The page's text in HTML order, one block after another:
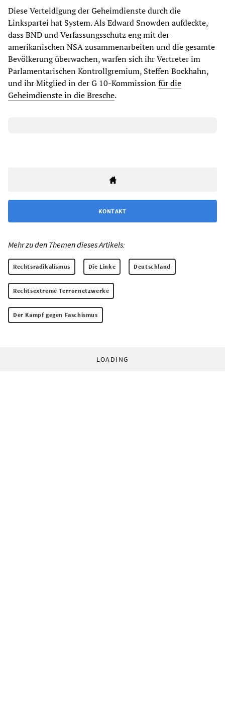
Diese Verteidigung der Geheimdienste durch die
Linkspartei hat System. Als Edward Snowden aufdeckte,
dass BND und Verfassungsschutz eng mit der
amerikanischen NSA zusammenarbeiten und die gesamte
Bevölkerung überwachen, warfen sich ihr Vertreter im
Parlamentarischen Kontrollgremium, Steffen Bockhahn,
und ihr Mitglied in der G 10-Kommissionfür die
Geheimdienste in die Bresche.
KONTAKT
Mehr zu den Themen dieses Artikels:
Rechtsradikalismus Die Linke Deutschland
Rechtsextreme Terrornetzwerke
Der Kampf gegen Faschismus
LOADING